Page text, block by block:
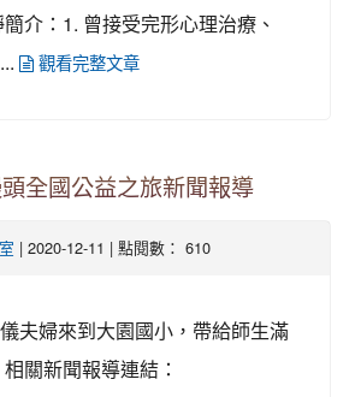
介：1. 曾接受完形心理治療、
觀看完整文章
全國公益之旅新聞報導
| 2020-12-11 | 點閱數： 610
夫婦來到大園國小，帶給師生滿
關新聞報導連結：